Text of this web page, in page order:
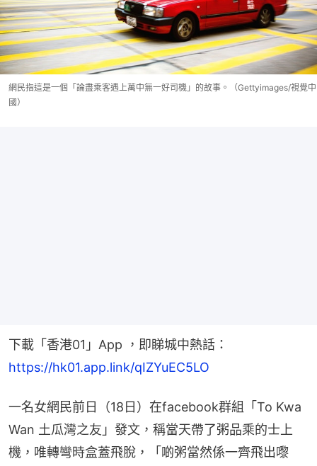
網民指這是一個「論盡乘客遇上萬中無一好司機」的故事。（Gettyimages/視覺中
國）
下載「香港01」App ，即睇城中熱話：
https://hk01.app.link/qIZYuEC5LO
一名女網民前日（18日）在facebook群組「To Kwa
Wan 土瓜灣之友」發文，稱當天帶了粥品乘的士上
機，唯轉彎時盒蓋飛脫，「啲粥當然係一齊飛出嚟